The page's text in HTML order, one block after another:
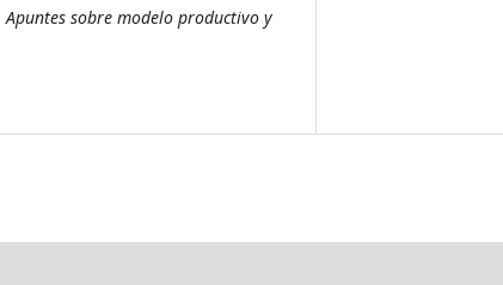
sobre modelo productivo y